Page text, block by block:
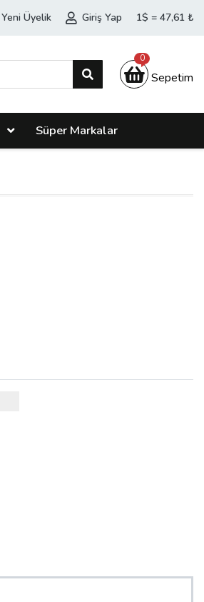
Yeni Üyelik Giriş Yap 1$ = 47,61 ₺
0
Sepetim
Süper Markalar